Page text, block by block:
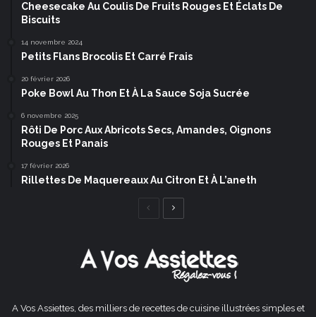
Cheesecake Au Coulis De Fruits Rouges Et Éclats De
Biscuits
14 novembre 2024
Petits Flans Brocolis Et Carré Frais
20 février 2026
Poke Bowl Au Thon Et À La Sauce Soja Sucrée
6 novembre 2025
Rôti De Porc Aux Abricots Secs, Amandes, Oignons
Rouges Et Panais
17 février 2026
Rillettes De Maquereaux Au Citron Et À L’aneth
Page
A Vos Assiettes, des milliers de recettes de cuisine illustrées simples et